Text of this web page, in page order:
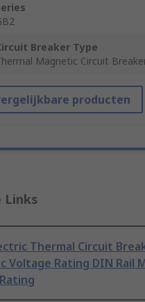
Breaker Type
Magnetic Circuit
producten
Links
Thermal Circuit
Voltage Rating DIN Rail